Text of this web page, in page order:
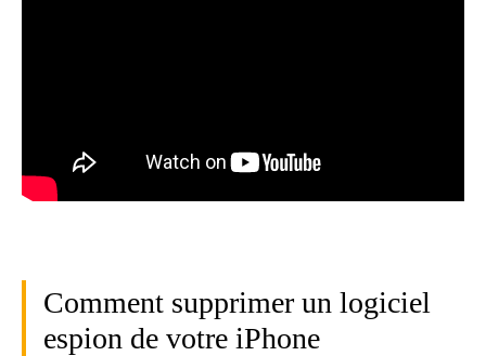
Comment supprimer un logiciel
espion de votre iPhone